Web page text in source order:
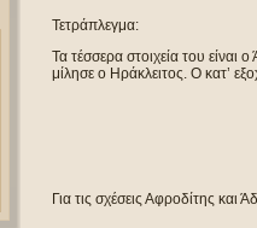
Τετράπλεγμα:
Τα τέσσερα στοιχεία του
μίλησε ο Ηράκλειτος. Ο κατ’
Για τις σχέσεις Αφροδίτης και